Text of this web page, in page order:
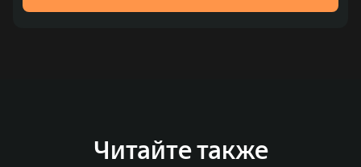
Читайте также